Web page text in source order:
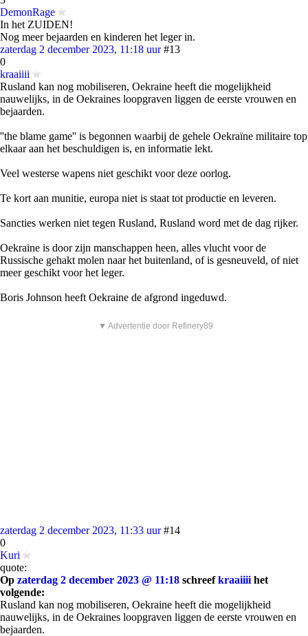
DemonRage
In het ZUIDEN!
Nog meer bejaarden en kinderen het leger in.
zaterdag 2 december 2023, 11:18 uur #13
0
kraaiiii
Rusland kan nog mobiliseren, Oekraine heeft die mogelijkheid
nauwelijks, in de Oekraines loopgraven liggen de eerste vrouwen en
bejaarden.
''the blame game'' is begonnen waarbij de gehele Oekraïne militaire top
elkaar aan het beschuldigen is, en informatie lekt.
Veel westerse wapens niet geschikt voor deze oorlog.
Te kort aan munitie, europa niet is staat tot productie en leveren.
Sancties werken niet tegen Rusland, Rusland word met de dag rijker.
Oekraine is door zijn manschappen heen, alles vlucht voor de
Russische gehakt molen naar het buitenland, of is gesneuveld, of niet
meer geschikt voor het leger.
Boris Johnson heeft Oekraine de afgrond ingeduwd.
▼ Advertentie door Refinery89
zaterdag 2 december 2023, 11:33 uur #14
0
Kuri
quote:
Op zaterdag 2 december 2023 @ 11:18 schreefkraaiiii het
volgende:
Rusland kan nog mobiliseren, Oekraine heeft die mogelijkheid
nauwelijks, in de Oekraines loopgraven liggen de eerste vrouwen en
bejaarden.